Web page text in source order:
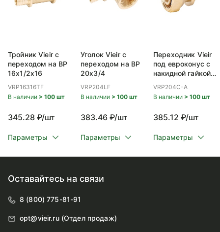
Тройник Vieir с
переходом на ВР
16x1/2x16
VRP16316TF
В наличии > 100 шт
345.28 ₽/шт
Параметры
Уголок Vieir с
переходом на ВР
20x3/4
VRP204LF
В наличии > 100 шт
383.46 ₽/шт
Параметры
Переходник Vieir
под евроконус с
накидной гайкой
VRP204C-A
В наличии > 100 шт
385.12 ₽/шт
Параметры
Оставайтесь на связи
8 (800) 775-81-91
opt@vieir.ru (Отдел продаж)